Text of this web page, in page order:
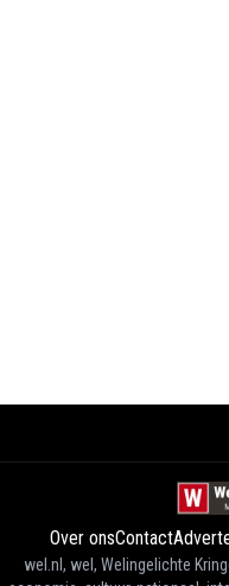
Over onsContact
wel.nl, wel, Welingelichte